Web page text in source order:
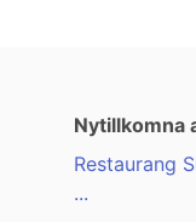
Nytillkomna
Restaurang
...